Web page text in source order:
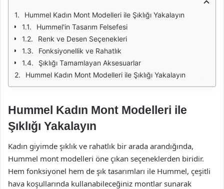
Hummel Kadın Mont Modelleri ile Şıklığı Yakalayın
Hummel'in Tasarım Felsefesi
Renk ve Desen Seçenekleri
Fonksiyonellik ve Rahatlık
Şıklığı Tamamlayan Aksesuarlar
Hummel Kadın Mont Modelleri ile Şıklığı Yakalayın
Hummel Kadın Mont Modelleri ile
Şıklığı Yakalayın
Kadın giyimde şıklık ve rahatlık bir arada arandığında,
Hummel mont modelleri öne çıkan seçeneklerden biridir.
Hem fonksiyonel hem de şık tasarımları ile Hummel, çeşitli
hava koşullarında kullanabileceğiniz montlar sunarak